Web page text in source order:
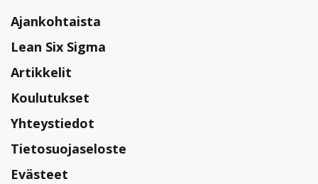
Ajankohtaista
Lean Six Sigma
Artikkelit
Koulutukset
Yhteystiedot
Tietosuojaseloste
Evästeet